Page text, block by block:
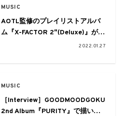
MUSIC
AOTL監修のプレイリストアルバ
ム『X-FACTOR 2″(Deluxe)』がリ
リース。GOODMOODGOKU、
参加
2022.01.27
MUSIC
［Interview］GOODMOODGOKU
2nd Album『PURITY』で描いた